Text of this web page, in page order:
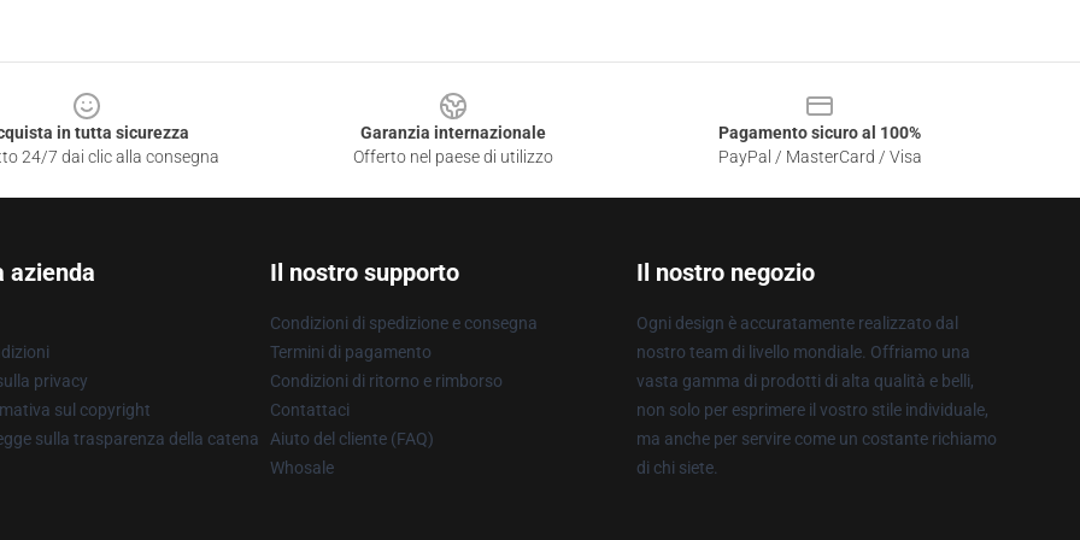
in tutta sicurezza
24/7 dai clic alla consegna
Garanzia internazionale
Offerto nel paese di utilizzo
Pagamento sicuro al 100%
PayPal / MasterCard / Visa
azienda
privacy
sul copyright
sulla trasparenza della catena
Il nostro supporto
Condizioni di spedizione e consegna
Termini di pagamento
Condizioni di ritorno e rimborso
Contattaci
Aiuto del cliente (FAQ)
Whosale
Il nostro negozio
Ogni design è accuratamente realizzato dal
nostro team di livello mondiale. Offriamo una
vasta gamma di prodotti di alta qualità e belli,
non solo per esprimere il vostro stile individuale,
ma anche per servire come un costante richiamo
di chi siete.